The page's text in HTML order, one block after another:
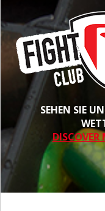
SEHEN SIE
DISCOVER